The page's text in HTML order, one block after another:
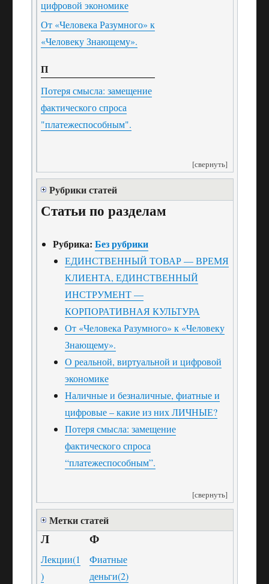
цифровой экономике
От «Человека Разумного» к
«Человеку Знающему».
П
Потеря смысла: замещение
фактического спроса
"платежеспособным".
[свернуть]
Рубрики статей
Статьи по разделам
Рубрика:Без рубрики
ЕДИНСТВЕННЫЙ ТОВАР — ВРЕМЯ
КЛИЕНТА, ЕДИНСТВЕННЫЙ
ИНСТРУМЕНТ —
КОРПОРАТИВНАЯ КУЛЬТУРА
От «Человека Разумного» к «Человеку
Знающему».
О реальной, виртуальной и цифровой
экономике
Наличные и безналичные, фиатные и
цифровые – какие из них ЛИЧНЫЕ?
Потеря смысла: замещение
фактического спроса
“платежеспособным”.
[свернуть]
Метки статей
Л
Лекции(1
)
Ф
Фиатные
деньги(2)